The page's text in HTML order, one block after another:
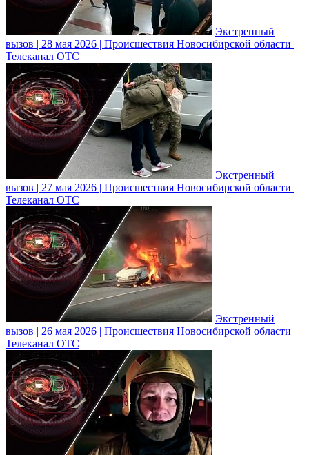
Экстренный
вызов | 28 мая 2026 | Происшествия Новосибирской области |
Телеканал ОТС
Экстренный
вызов | 27 мая 2026 | Происшествия Новосибирской области |
Телеканал ОТС
Экстренный
вызов | 26 мая 2026 | Происшествия Новосибирской области |
Телеканал ОТС